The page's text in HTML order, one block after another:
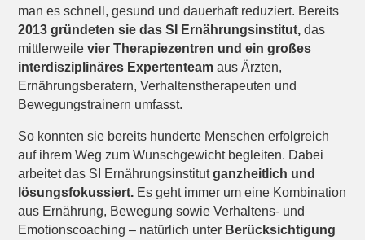
man es schnell, gesund und dauerhaft reduziert. Bereits
2013 gründeten sie das SI Ernährungsinstitut, das
mittlerweilevier Therapiezentren und ein großes
interdisziplinäres Expertenteamaus Ärzten,
Ernährungsberatern, Verhaltenstherapeuten und
Bewegungstrainern umfasst.
So konnten sie bereits hunderte Menschen erfolgreich
auf ihrem Weg zum Wunschgewicht begleiten. Dabei
arbeitet das SI Ernährungsinstitutganzheitlich und
lösungsfokussiert. Es geht immer um eine Kombination
aus Ernährung, Bewegung sowie Verhaltens- und
Emotionscoaching – natürlich unter Berücksichtigung